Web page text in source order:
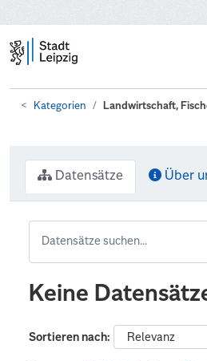
Kategorien Landwirtschaft,
Datensätze Über
Keine
Sortieren nach